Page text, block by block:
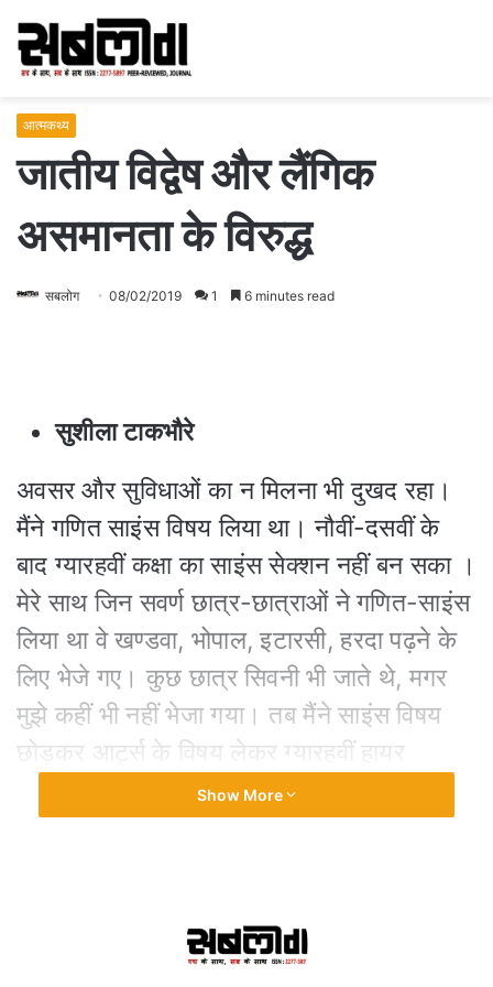
आत्मकथ्य
जातीय विद्वेष और लैंगिक
असमानता के विरुद्ध
सबलोग 08/02/2019 1 6 minutes read
सुशीला टाकभौरे
अवसर और सुविधाओं का न मिलना भी दुखद रहा।
मैंने गणित साइंस विषय लिया था। नौवीं-दसवीं के
बाद ग्यारहवीं कक्षा का साइंस सेक्शन नहीं बन सका ।
मेरे साथ जिन सवर्ण छात्र-छात्राओं ने गणित-साइंस
लिया था वे खण्डवा, भोपाल, इटारसी, हरदा पढ़ने के
लिए भेजे गए। कुछ छात्र सिवनी भी जाते थे, मगर
मुझे कहीं भी नहीं भेजा गया। तब मैंने साइंस विषय
छोड़कर आर्ट्स के विषय लेकर ग्यारहवीं हायर
सेकंडरी की परीक्षा दी और आगे की पढ़ाई की थी।
अगर मुझे अवसर मिलते तो मैं भी साइंस लेकर विशेष
उस समय मैं अपने गांव बानापुरा, तहसील सिवनी
Show More